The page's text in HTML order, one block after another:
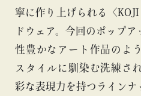
寧に作り上げられる〈
ドウェア。今回のポップ
性豊かなアート作品のよ
スタイルに馴染む洗練さ
彩な表現力を持つラインナ